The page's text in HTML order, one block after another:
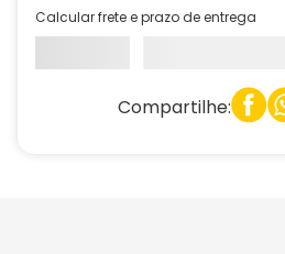
Calcular frete e prazo de entrega
Compartilhe: